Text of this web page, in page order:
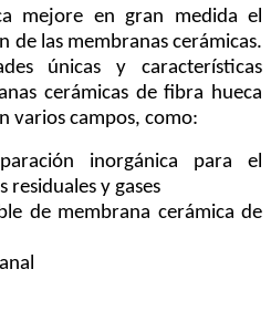
mejore en gran medida el
de las membranas cerámicas.
únicas y características
cerámicas de fibra hueca
varios campos, como:
inorgánica para el
residuales y gases
de membrana cerámica de